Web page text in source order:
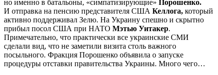
но именно в батальоны, «симпатизирующие» Порошенко.
И отправка на пенсию представителя США Келлога, который
активно поддерживал Зелю. На Украину спешно и скрытно
прибыл посол США при НАТО Мэтью Уитакер.
Примечательно, что практически все украинские СМИ
сделали вид, что не заметили визита столь важного
посыльного. Фракция Порошенко объявила о запуске
процедуры отставки правительства Украины. Много чего…